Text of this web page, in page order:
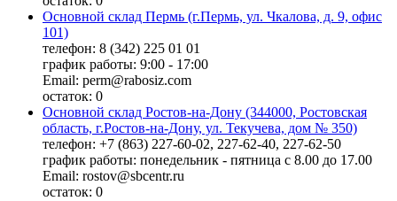
Основной склад Пермь (г.Пермь, ул. Чкалова, д. 9, офис
101)
телефон: 8 (342) 225 01 01
график работы: 9:00 - 17:00
Email: perm@rabosiz.com
остаток: 0
Основной склад Ростов-на-Дону (344000, Ростовская
область, г.Ростов-на-Дону, ул. Текучева, дом № 350)
телефон: +7 (863) 227-60-02, 227-62-40, 227-62-50
график работы: понедельник - пятница с 8.00 до 17.00
Email: rostov@sbcentr.ru
остаток: 0